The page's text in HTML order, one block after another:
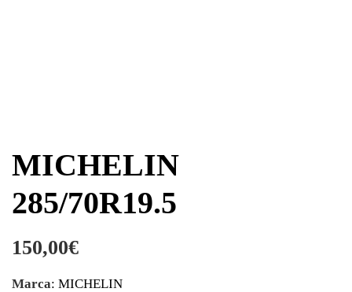
MICHELIN
285/70R19.5
150,00€
Marca: MICHELIN